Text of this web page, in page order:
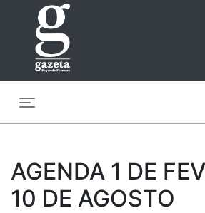
AGENDA 1 DE
10 DE AGOSTO